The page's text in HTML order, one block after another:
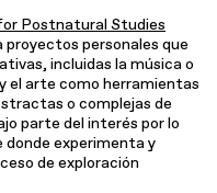
Postnatural Studies
personales que
incluidas la música o
el arte como herramientas
o complejas de
parte del interés por lo
donde experimenta y
de exploración